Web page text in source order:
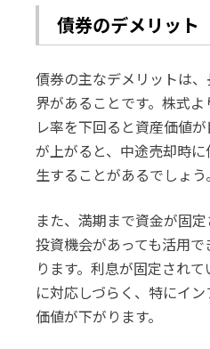
債券のデメリット
債券の主なデメリットは
界があることです。株式
レ率を下回ると資産価値
が上がると、中途売却時
生することがあるでしょう。
また、満期まで資金が固
投資機会があっても活用
ります。利息が固定され
に対応しづらく、特にイ
価値が下がります。